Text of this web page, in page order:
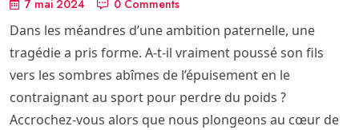
7 mai 2024 0 Comments
Dans les méandres d’une ambition paternelle, une
tragédie a pris forme. A-t-il vraiment poussé son fils
vers les sombres abîmes de l’épuisement en le
contraignant au sport pour perdre du poids ?
Accrochez-vous alors que nous plongeons au cœur de